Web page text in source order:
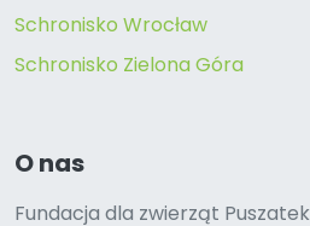
Schronisko Wrocław
Schronisko Zielona Góra
O nas
Fundacja dla zwierząt Puszatek